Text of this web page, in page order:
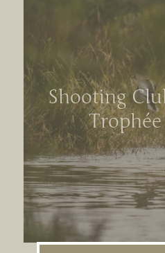
Shooting
Trophée